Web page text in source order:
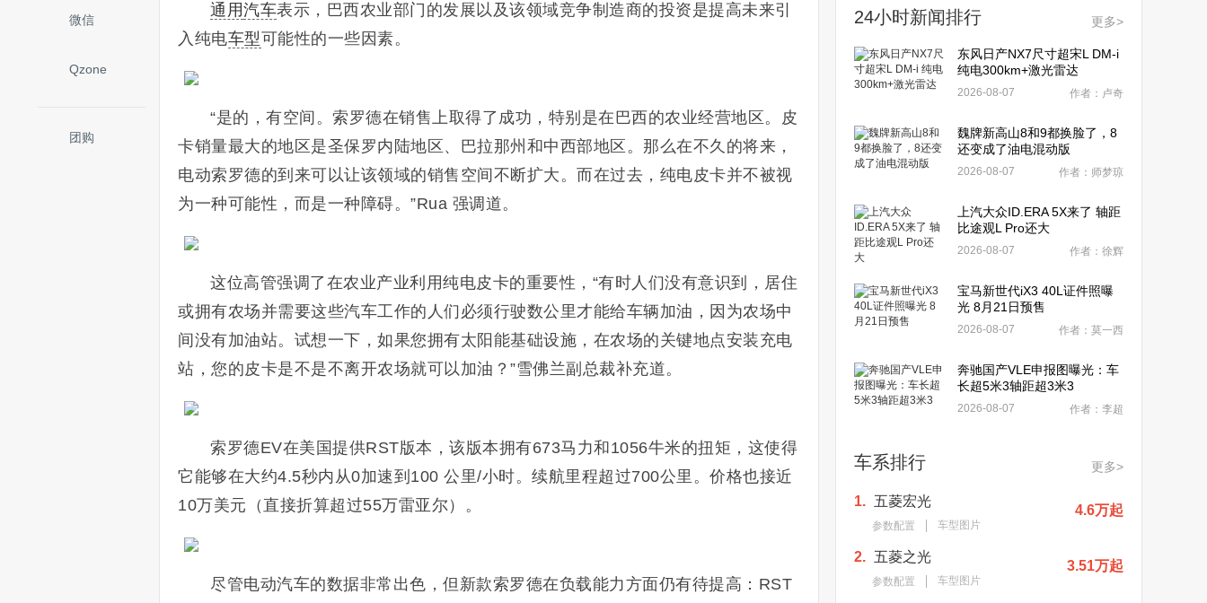
微信
Qzone
团购
通用汽车表示，巴西农业部门的发展以及该领域竞争制造商的投资是提高未来引
入纯电车型可能性的一些因素。
“是的，有空间。索罗德在销售上取得了成功，特别是在巴西的农业经营地区。皮
卡销量最大的地区是圣保罗内陆地区、巴拉那州和中西部地区。那么在不久的将来，
电动索罗德的到来可以让该领域的销售空间不断扩大。而在过去，纯电皮卡并不被视
为一种可能性，而是一种障碍。”Rua 强调道。
这位高管强调了在农业产业利用纯电皮卡的重要性，“有时人们没有意识到，居住
或拥有农场并需要这些汽车工作的人们必须行驶数公里才能给车辆加油，因为农场中
间没有加油站。试想一下，如果您拥有太阳能基础设施，在农场的关键地点安装充电
站，您的皮卡是不是不离开农场就可以加油？”雪佛兰副总裁补充道。
索罗德EV在美国提供RST版本，该版本拥有673马力和1056牛米的扭矩，这使得
它能够在大约4.5秒内从0加速到100 公里/小时。续航里程超过700公里。价格也接近
10万美元（直接折算超过55万雷亚尔）。
尽管电动汽车的数据非常出色，但新款索罗德在负载能力方面仍有待提高：RST
24小时新闻排行 更多>
东风日产NX7尺寸超宋L DM-i
纯电300km+激光雷达
2026-08-07 作者：卢奇
魏牌新高山8和9都换脸了，8
还变成了油电混动版
2026-08-07 作者：师梦琼
上汽大众ID.ERA 5X来了 轴距
比途观L Pro还大
2026-08-07 作者：徐辉
宝马新世代iX3 40L证件照曝
光 8月21日预售
2026-08-07 作者：莫一西
奔驰国产VLE申报图曝光：车
长超5米3轴距超3米3
2026-08-07 作者：李超
车系排行 更多>
1. 五菱宏光
参数配置 车型图片
4.6万起
2. 五菱之光
参数配置 车型图片
3.51万起